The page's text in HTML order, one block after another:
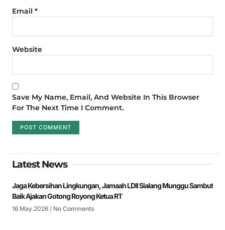
Email *
Website
Save My Name, Email, And Website In This Browser
For The Next Time I Comment.
Latest News
Jaga Kebersihan Lingkungan, Jamaah LDII Sialang Munggu Sambut
Baik Ajakan Gotong Royong Ketua RT
16 May 2026 No Comments